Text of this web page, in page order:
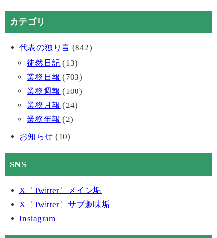
カテゴリ
代表の独り言 (842)
徒然日記 (13)
業務日報 (703)
業務週報 (100)
業務月報 (24)
業務年報 (2)
お知らせ (10)
SNS
X（Twitter）メイン垢
X（Twitter）サブ趣味垢
Instagram